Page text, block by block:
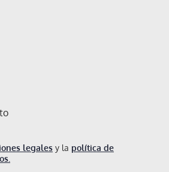
legales y la política de